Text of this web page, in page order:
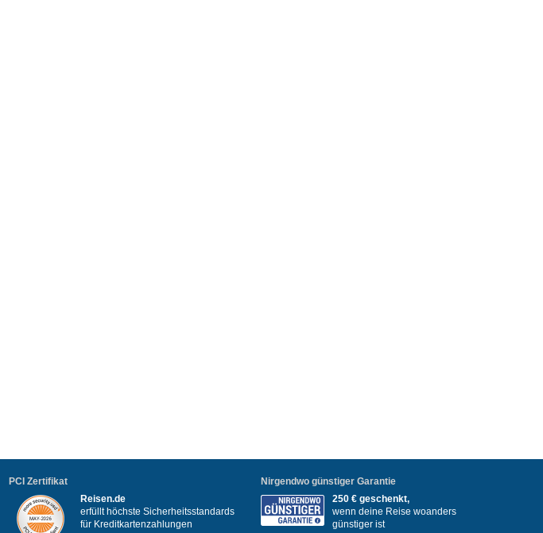
PCI Zertifikat
Reisen.de
erfüllt höchste Sicherheitsstandards
für Kreditkartenzahlungen
Nirgendwo günstiger Garantie
250 € geschenkt,
wenn deine Reise woanders
günstiger ist